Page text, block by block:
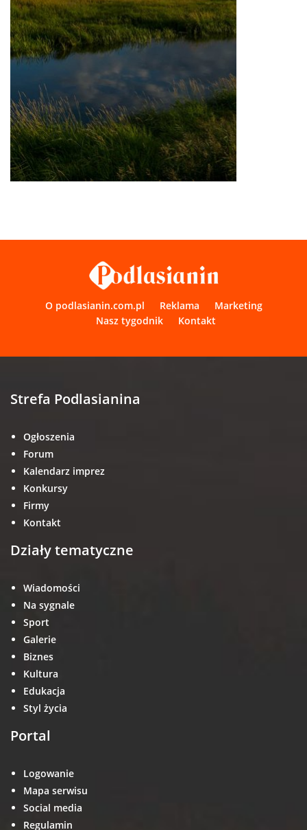
O podlasianin.com.pl Reklama
Marketing
Nasz tygodnik
Kontakt
Strefa Podlasianina
Ogłoszenia
Forum
Kalendarz imprez
Konkursy
Firmy
Kontakt
Działy tematyczne
Wiadomości
Na sygnale
Sport
Galerie
Biznes
Kultura
Edukacja
Styl życia
Portal
Logowanie
Mapa serwisu
Social media
Regulamin